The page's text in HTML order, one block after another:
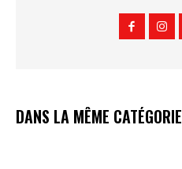
DANS LA MÊME CATÉGORIE